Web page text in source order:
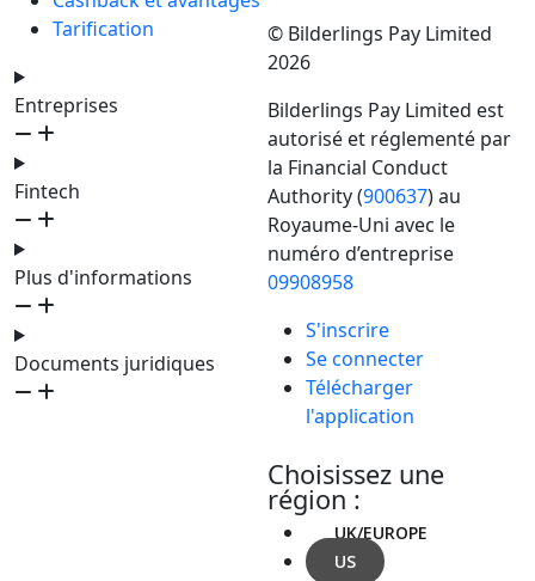
Tarification
Entreprises
Fintech
Plus d'informations
Documents juridiques
© Bilderlings Pay Limited
2026
Bilderlings Pay Limited est
autorisé et réglementé par
la Financial Conduct
Authority (900637) au
Royaume-Uni avec le
numéro d’entreprise
09908958
S'inscrire
Se connecter
Télécharger
l'application
Choisissez une
région :
UK/EUROPE
US